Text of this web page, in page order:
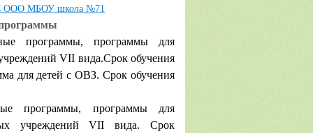
ООО МБОУ школа №71
программы, программы для
VII вида.Срок обучения
для детей с ОВЗ. Срок обучения
программы, программы для
учреждений VII вида. Срок